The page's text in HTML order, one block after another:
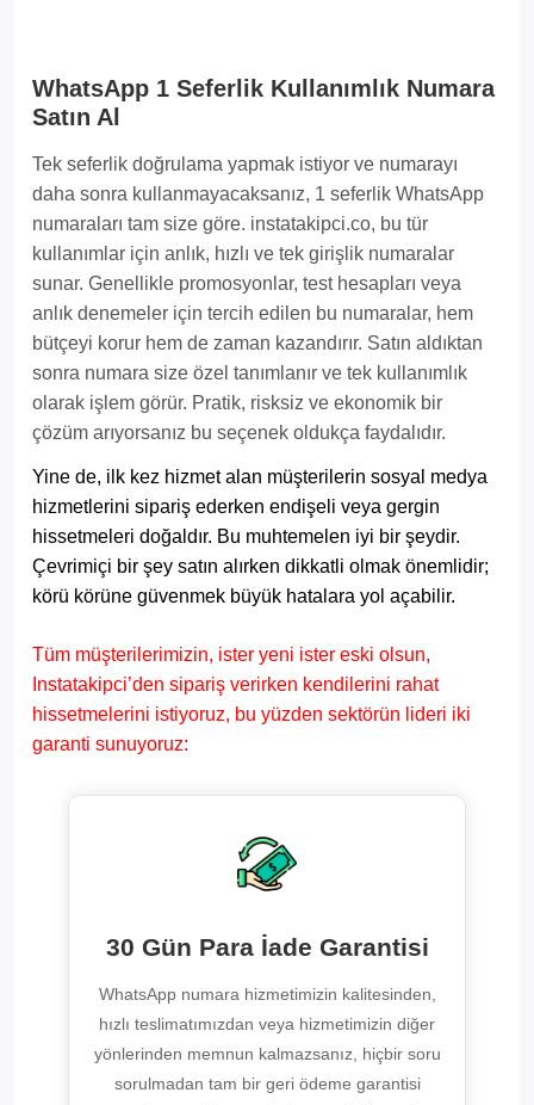
WhatsApp 1 Seferlik Kullanımlık Numara
Satın Al
Tek seferlik doğrulama yapmak istiyor ve numarayı
daha sonra kullanmayacaksanız, 1 seferlik WhatsApp
numaraları tam size göre. instatakipci.co, bu tür
kullanımlar için anlık, hızlı ve tek girişlik numaralar
sunar. Genellikle promosyonlar, test hesapları veya
anlık denemeler için tercih edilen bu numaralar, hem
bütçeyi korur hem de zaman kazandırır. Satın aldıktan
sonra numara size özel tanımlanır ve tek kullanımlık
olarak işlem görür. Pratik, risksiz ve ekonomik bir
çözüm arıyorsanız bu seçenek oldukça faydalıdır.
Yine de, ilk kez hizmet alan müşterilerin sosyal medya
hizmetlerini sipariş ederken endişeli veya gergin
hissetmeleri doğaldır. Bu muhtemelen iyi bir şeydir.
Çevrimiçi bir şey satın alırken dikkatli olmak önemlidir;
körü körüne güvenmek büyük hatalara yol açabilir.
Tüm müşterilerimizin, ister yeni ister eski olsun,
Instatakipci’den sipariş verirken kendilerini rahat
hissetmelerini istiyoruz, bu yüzden sektörün lideri iki
garanti sunuyoruz:
30 Gün Para İade Garantisi
WhatsApp numara hizmetimizin kalitesinden,
hızlı teslimatımızdan veya hizmetimizin diğer
yönlerinden memnun kalmazsanız, hiçbir soru
sorulmadan tam bir geri ödeme garantisi